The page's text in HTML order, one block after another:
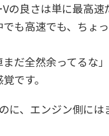
の良さは単に最高速
も高速でも、ちょ
まだ全然余ってるな」
です。
に、エンジン側には